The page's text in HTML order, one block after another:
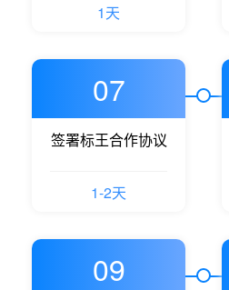
1天
07
签署标王合作协议
1-2天
09